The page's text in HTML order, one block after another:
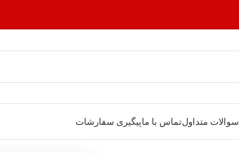
سوالات متداولتماس با ماپیگیری سفارشات